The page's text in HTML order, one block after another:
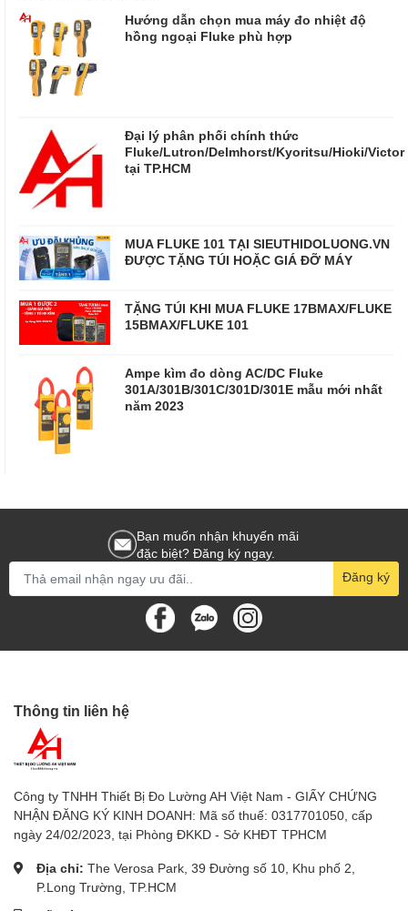
Hướng dẫn chọn mua máy đo nhiệt độ
hồng ngoại Fluke phù hợp
Đại lý phân phối chính thức
Fluke/Lutron/Delmhorst/Kyoritsu/Hioki/Victor
tại TP.HCM
MUA FLUKE 101 TẠI SIEUTHIDOLUONG.VN
ĐƯỢC TẶNG TÚI HOẶC GIÁ ĐỠ MÁY
TẶNG TÚI KHI MUA FLUKE 17BMAX/FLUKE
15BMAX/FLUKE 101
Ampe kìm đo dòng AC/DC Fluke
301A/301B/301C/301D/301E mẫu mới nhất
năm 2023
Bạn muốn nhận khuyến mãi
đặc biệt? Đăng ký ngay.
Đăng ký
Thông tin liên hệ
Công ty TNHH Thiết Bị Đo Lường AH Việt Nam - GIẤY CHỨNG
NHẬN ĐĂNG KÝ KINH DOANH: Mã số thuế: 0317701050, cấp
ngày 24/02/2023, tại Phòng ĐKKD - Sở KHĐT TPHCM
Địa chỉ: The Verosa Park, 39 Đường số 10, Khu phố 2,
P.Long Trường, TP.HCM